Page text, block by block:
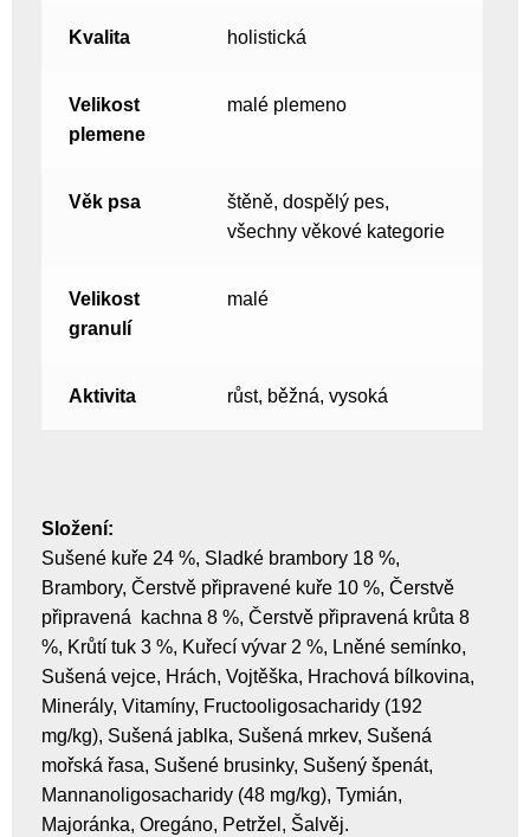
Kvalita holistická
Velikost
plemene
malé plemeno
Věk psa
štěně, dospělý pes,
všechny věkové kategorie
Velikost
granulí
malé
Aktivita růst, běžná, vysoká
Složení:
Sušené kuře 24 %, Sladké brambory 18 %,
Brambory, Čerstvě připravené kuře 10 %, Čerstvě
připravená kachna 8 %, Čerstvě připravená krůta 8
%, Krůtí tuk 3 %, Kuřecí vývar 2 %, Lněné semínko,
Sušená vejce, Hrách, Vojtěška, Hrachová bílkovina,
Minerály, Vitamíny, Fructooligosacharidy (192
mg/kg), Sušená jablka, Sušená mrkev, Sušená
mořská řasa, Sušené brusinky, Sušený špenát,
Mannanoligosacharidy (48 mg/kg), Tymián,
Majoránka, Oregáno, Petržel, Šalvěj.